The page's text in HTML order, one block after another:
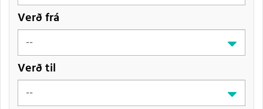
Verð frá
Verð til